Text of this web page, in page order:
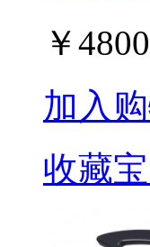
￥4800
加入
收藏